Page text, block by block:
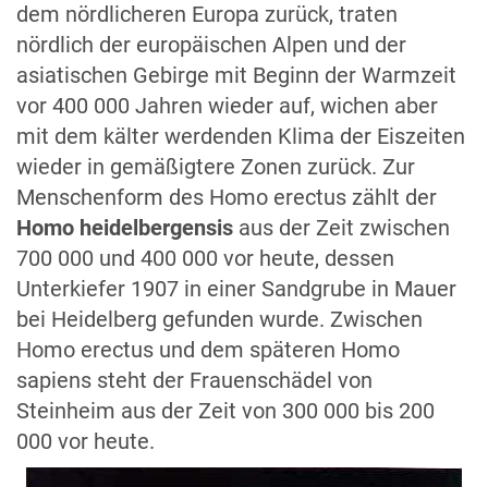
dem nördlicheren Europa zurück, traten
nördlich der europäischen Alpen und der
asiatischen Gebirge mit Beginn der Warmzeit
vor 400 000 Jahren wieder auf, wichen aber
mit dem kälter werdenden Klima der Eiszeiten
wieder in gemäßigtere Zonen zurück. Zur
Menschenform des Homo erectus zählt der
Homo heidelbergensis aus der Zeit zwischen
700 000 und 400 000 vor heute, dessen
Unterkiefer 1907 in einer Sandgrube in Mauer
bei Heidelberg gefunden wurde. Zwischen
Homo erectus und dem späteren Homo
sapiens steht der Frauenschädel von
Steinheim aus der Zeit von 300 000 bis 200
000 vor heute.